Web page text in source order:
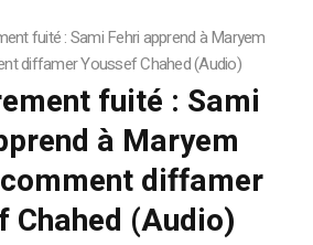
fuité : Sami Fehri apprend à Maryem
diffamer Youssef Chahed (Audio)
fuité : Sami
à Maryem
diffamer
Chahed (Audio)